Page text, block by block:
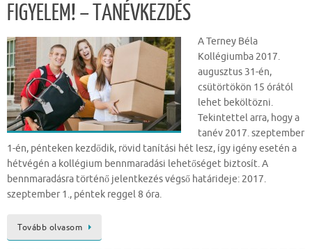
FIGYELEM! – TANÉVKEZDÉS
A Terney Béla
Kollégiumba 2017.
augusztus 31-én,
csütörtökön 15 órától
lehet beköltözni.
Tekintettel arra, hogy a
tanév 2017. szeptember
1-én, pénteken kezdődik, rövid tanítási hét lesz, így igény esetén a
hétvégén a kollégium bennmaradási lehetőséget biztosít. A
bennmaradásra történő jelentkezés végső határideje: 2017.
szeptember 1., péntek reggel 8 óra.
Tovább olvasom